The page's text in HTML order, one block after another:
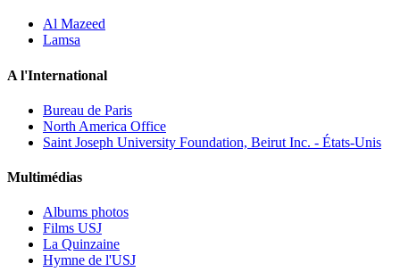
Al Mazeed
Lamsa
A l'International
Bureau de Paris
North America Office
Saint Joseph University Foundation, Beirut Inc. - États-Unis
Multimédias
Albums photos
Films USJ
La Quinzaine
Hymne de l'USJ